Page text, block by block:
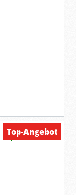
Verfügbar
Top-Angebot